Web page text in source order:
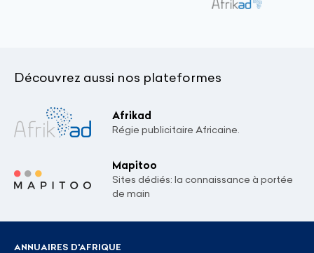
Découvrez aussi nos plateformes
Afrikad
Régie publicitaire Africaine.
Mapitoo
Sites dédiés: la connaissance à portée
de main
ANNUAIRES D'AFRIQUE